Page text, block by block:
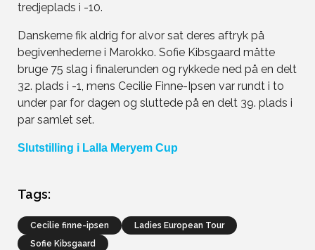
tredjeplads i -10.
Danskerne fik aldrig for alvor sat deres aftryk på
begivenhederne i Marokko. Sofie Kibsgaard måtte
bruge 75 slag i finalerunden og rykkede ned på en delt
32. plads i -1, mens Cecilie Finne-Ipsen var rundt i to
under par for dagen og sluttede på en delt 39. plads i
par samlet set.
Slutstilling i Lalla Meryem Cup
Tags:
cecilie finne-ipsen
Ladies European Tour
Sofie Kibsgaard